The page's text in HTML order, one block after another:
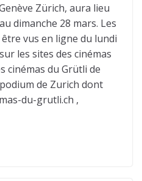
Zürich, aura lieu
dimanche 28 mars. Les
vus en ligne du lundi
les sites des cinémas
cinémas du Grütli de
de Zurich dont
du-grutli.ch ,